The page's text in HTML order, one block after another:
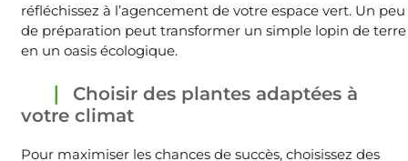
réfléchissez à l’agencement de votre espace vert. Un peu
de préparation peut transformer un simple lopin de terre
en un oasis écologique.
Choisir des plantes adaptées à
votre climat
Pour maximiser les chances de succès, choisissez des